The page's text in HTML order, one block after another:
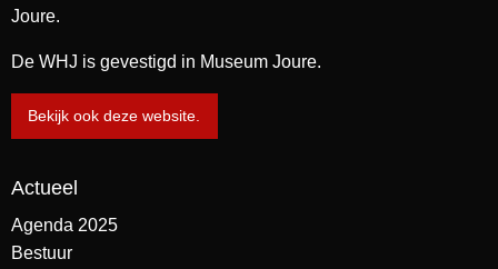
Joure.
De WHJ is gevestigd in Museum Joure.
Bekijk ook deze website.
Actueel
Agenda 2025
Bestuur